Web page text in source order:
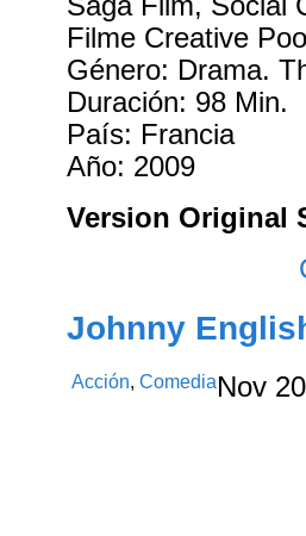
Filme Creative
Género: Drama.
Duración: 98 Min.
País: Francia
Año: 2009
Version Original
Johnny
Acción,ComediaNov 20